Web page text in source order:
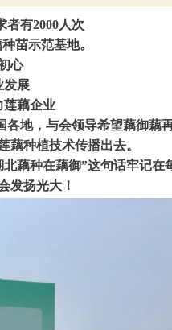
者有2000人次
苗示范基地。
心
发展
莲藕企业
各地，与会领导希望藕御藕
藕种植技术传播出去。
藕种在藕御”这句话牢记在
发扬光大！